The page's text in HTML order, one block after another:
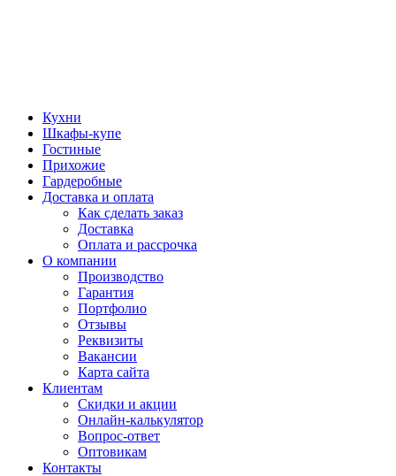
Кухни
Шкафы-купе
Гостиные
Прихожие
Гардеробные
Доставка и оплата
Как сделать заказ
Доставка
Оплата и рассрочка
О компании
Производство
Гарантия
Портфолио
Отзывы
Реквизиты
Вакансии
Карта сайта
Клиентам
Скидки и акции
Онлайн-калькулятор
Вопрос-ответ
Оптовикам
Контакты